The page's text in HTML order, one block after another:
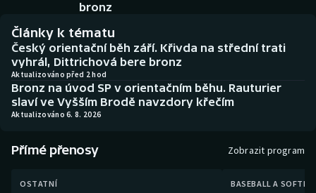
Baseball a softbal
Basketbal
Biatlon
Boby a skeleton
Box
Curling
Historické návraty
Aplikace ČT sport
AZ kvíz
bronz
Články k tématu
Český orientační běh září. Křivda na střední trati
vyhrál, Dittrichová bere bronz
Aktualizováno před 2 hod
Bronz na úvod SP v orientačním běhu. Rauturier
slaví ve Vyšším Brodě navzdory křečím
Aktualizováno 6. 8. 2026
Přímé přenosy Zobrazit program
OSTATNÍ BASEBALL A